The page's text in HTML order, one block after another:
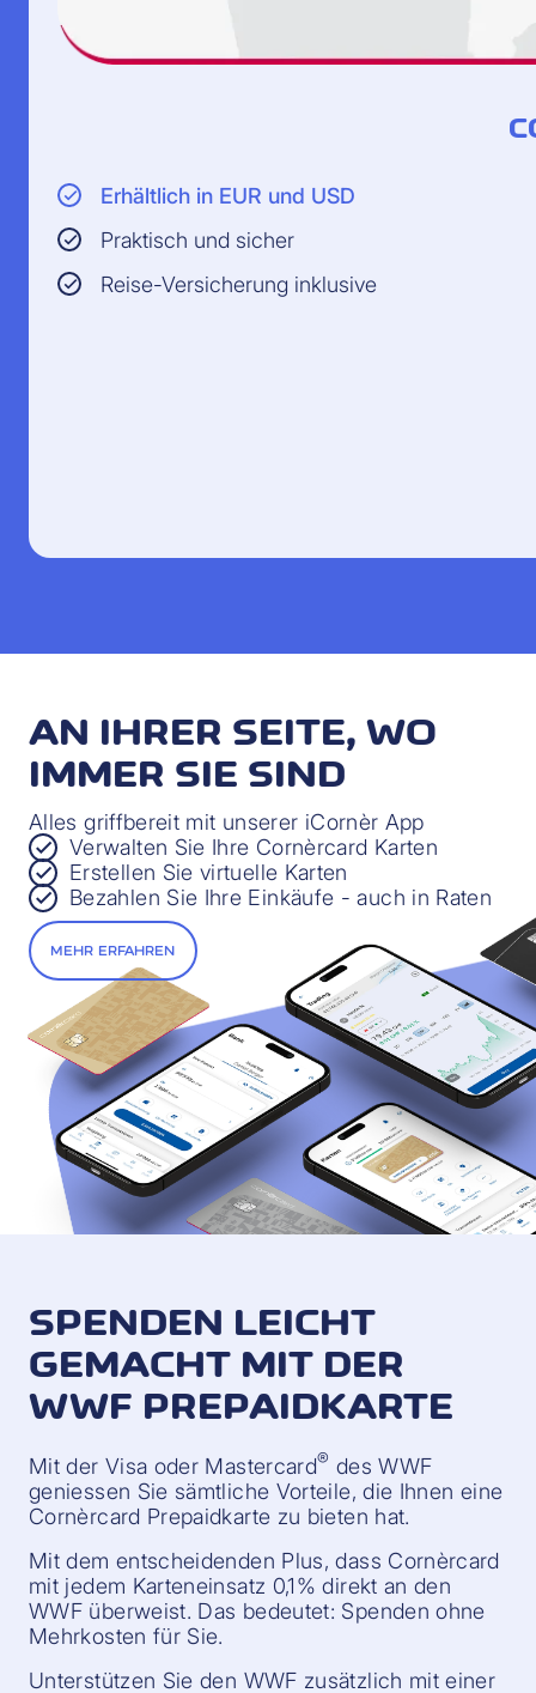
Erhältlich in EUR und USD
Praktisch und sicher
Reise-Versicherung inklusive
AN IHRER SEITE, WO
IMMER SIE SIND
Alles griffbereit mit unserer iCornèr App
Verwalten Sie Ihre Cornèrcard Karten
Erstellen Sie virtuelle Karten
Bezahlen Sie Ihre Einkäufe - auch in Raten
MEHR ERFAHREN
SPENDEN LEICHT
GEMACHT MIT DER
WWF PREPAIDKARTE
Mit der Visa oder Mastercard® des WWF
geniessen Sie sämtliche Vorteile, die Ihnen eine
Cornèrcard Prepaidkarte zu bieten hat.
Mit dem entscheidenden Plus, dass Cornèrcard
mit jedem Karteneinsatz 0,1% direkt an den
WWF überweist. Das bedeutet: Spenden ohne
Mehrkosten für Sie.
Unterstützen Sie den WWF zusätzlich mit einer